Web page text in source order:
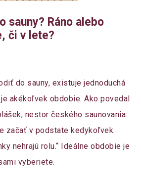
sauny? Ráno alebo
či v lete?
do sauny, existuje jednoduchá
akékoľvek obdobie. Ako povedal
nestor českého saunovania:
začať v podstate kedykoľvek.
nehrajú rolu.“ Ideálne obdobie je
vyberiete.